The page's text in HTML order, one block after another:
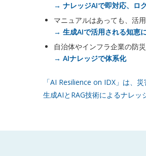
→ ナレッジAIで即対応、ロ
マニュアルはあっても、活
→ 生成AIで活用される知恵
自治体やインフラ企業の防
→ AIナレッジで体系化
「AI Resilience on IDX」は、災
生成AIとRAG技術によるナレッ